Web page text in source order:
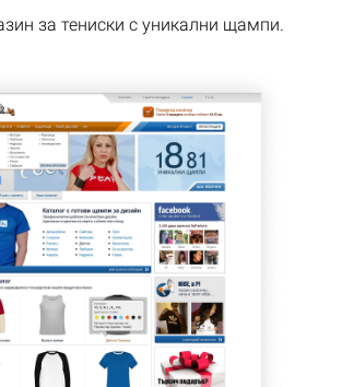
за тениски с уникални щампи.